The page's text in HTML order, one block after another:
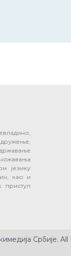
језику
као и
приступ
Србије.